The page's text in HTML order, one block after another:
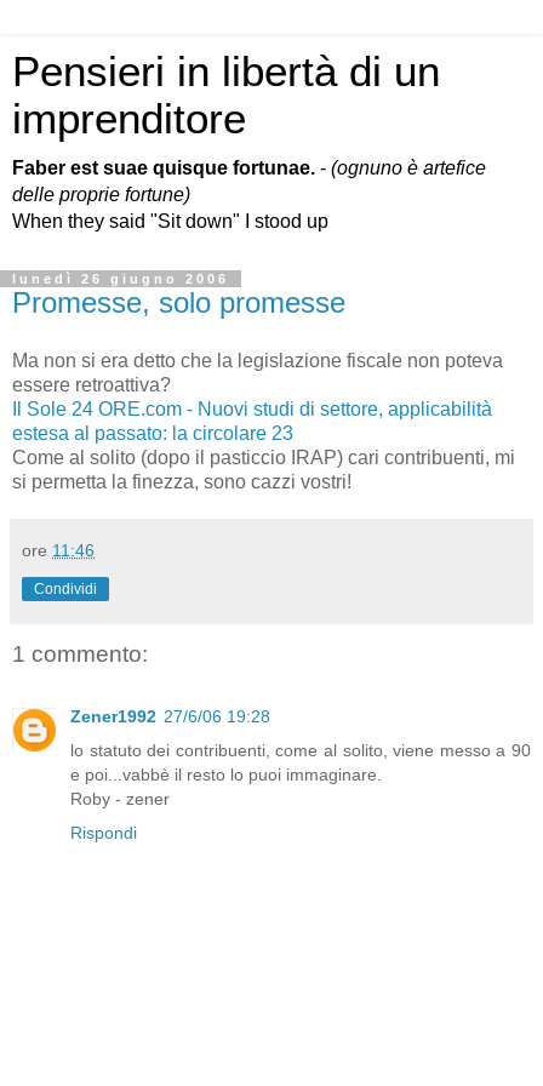
Pensieri in libertà di un
imprenditore
Faber est suae quisque fortunae. - (ognuno è artefice
delle proprie fortune)
When they said "Sit down" I stood up
lunedì 26 giugno 2006
Promesse, solo promesse
Ma non si era detto che la legislazione fiscale non poteva
essere retroattiva?
Il Sole 24 ORE.com - Nuovi studi di settore, applicabilità
estesa al passato: la circolare 23
Come al solito (dopo il pasticcio IRAP) cari contribuenti, mi
si permetta la finezza, sono cazzi vostri!
ore 11:46
Condividi
1 commento:
Zener1992 27/6/06 19:28
lo statuto dei contribuenti, come al solito, viene messo a 90
e poi...vabbè il resto lo puoi immaginare.
Roby - zener
Rispondi